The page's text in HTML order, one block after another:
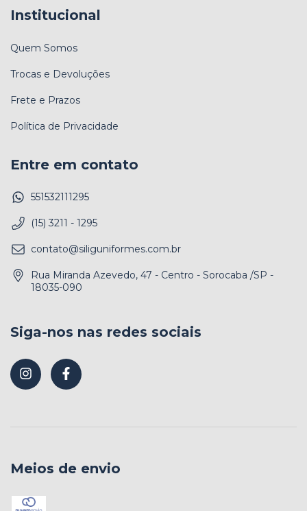
Institucional
Quem Somos
Trocas e Devoluções
Frete e Prazos
Política de Privacidade
Entre em contato
551532111295
(15) 3211 - 1295
contato@siliguniformes.com.br
Rua Miranda Azevedo, 47 - Centro - Sorocaba /SP -
18035-090
Siga-nos nas redes sociais
Meios de envio